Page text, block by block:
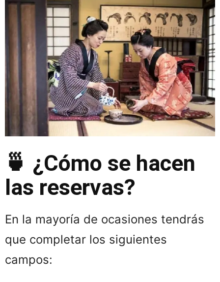
🍵 ¿Cómo se hacen
las reservas?
En la mayoría de ocasiones tendrás
que completar los siguientes
campos: